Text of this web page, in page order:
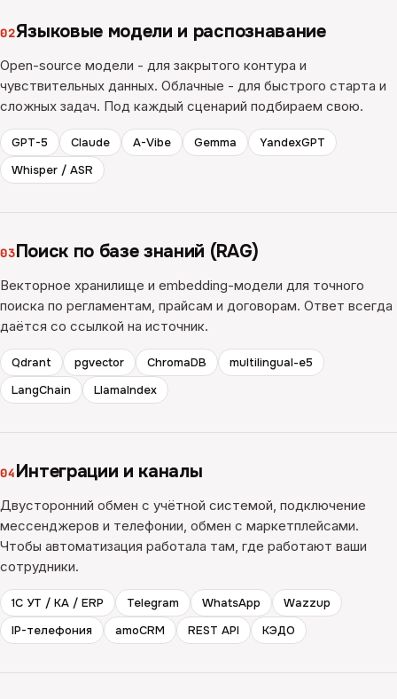
02Языковые модели и распознавание
Open-source модели - для закрытого контура и
чувствительных данных. Облачные - для быстрого старта и
сложных задач. Под каждый сценарий подбираем свою.
GPT-5 Claude A-Vibe Gemma
YandexGPT
Whisper / ASR
03Поиск по базе знаний (RAG)
Векторное хранилище и embedding-модели для точного
поиска по регламентам, прайсам и договорам. Ответ всегда
даётся со ссылкой на источник.
Qdrant pgvector ChromaDB
multilingual-e5
LangChain
LlamaIndex
04Интеграции и каналы
Двусторонний обмен с учётной системой, подключение
мессенджеров и телефонии, обмен с маркетплейсами.
Чтобы автоматизация работала там, где работают ваши
сотрудники.
1С УТ / КА / ERP Telegram WhatsApp
Wazzup
IP-телефония
amoCRM REST API КЭДО